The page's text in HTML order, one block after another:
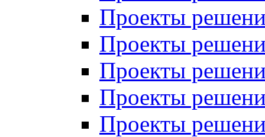
Проекты
Проекты
Проекты
Проекты
Проекты